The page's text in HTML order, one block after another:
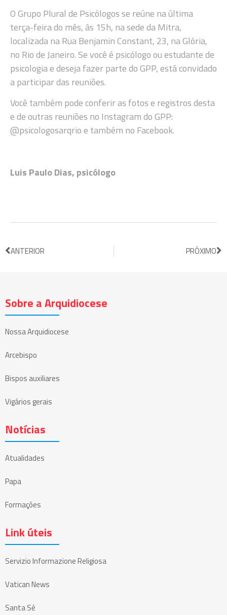
O Grupo Plural de Psicólogos se reúne na última
terça-feira do mês, às 15h, na sede da Mitra,
localizada na Rua Benjamin Constant, 23, na Glória,
no Rio de Janeiro. Se você é psicólogo ou estudante de
psicologia e deseja fazer parte do GPP, está convidado
a participar das reuniões.
Você também pode conferir as fotos e registros desta
e de outras reuniões no Instagram do GPP:
@psicologosarqrio e também no Facebook.
Luis Paulo Dias, psicólogo
ANTERIOR PRÓXIMO
Sobre a Arquidiocese
Nossa Arquidiocese
Arcebispo
Bispos auxiliares
Vigários gerais
Notícias
Atualidades
Papa
Formações
Link úteis
Servizio Informazione Religiosa
Vatican News
Santa Sé